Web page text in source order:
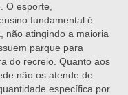
O esporte,
fundamental é
não atingindo a maioria
parque para
do recreio. Quanto aos
não os atende de
específica por